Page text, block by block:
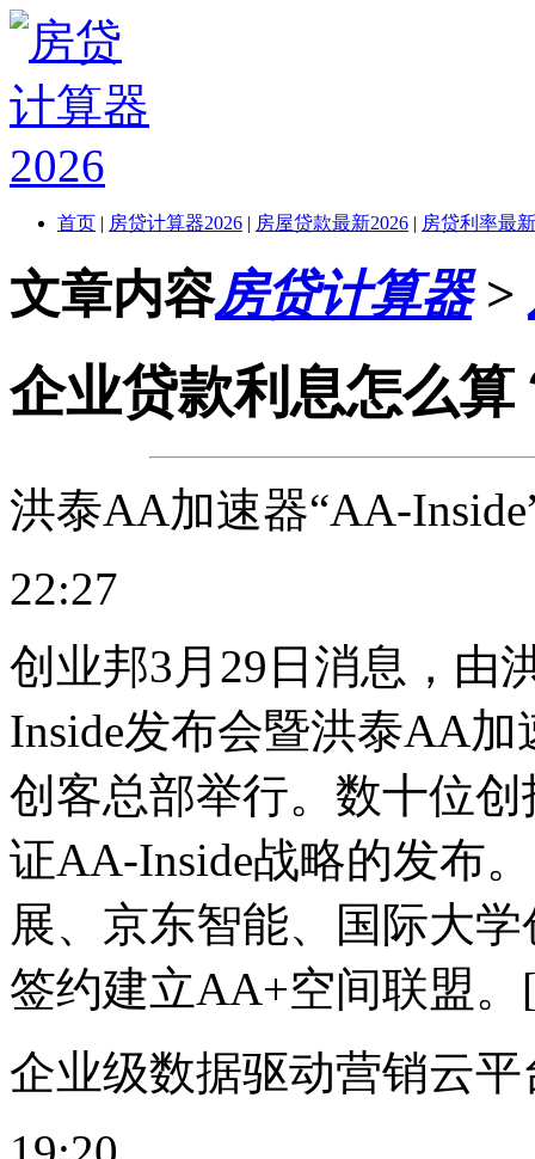
首页 | 房贷计算器2026 | 房屋贷款最新2026 | 房贷利率最
文章内容房贷计算器>
企业贷款利息怎么
洪泰AA加速器“AA-
22:27
创业邦3月29日消息，由
Inside发布会暨洪泰AA
创客总部举行。数十位
证AA-Inside战略的发布
展、京东智能、国际大
签约建立AA+空间联盟
企业级数据驱动营销云